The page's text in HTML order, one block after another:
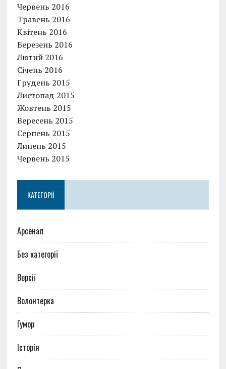
Червень 2016
Травень 2016
Квітень 2016
Березень 2016
Лютий 2016
Січень 2016
Грудень 2015
Листопад 2015
Жовтень 2015
Вересень 2015
Серпень 2015
Липень 2015
Червень 2015
КАТЕГОРІЇ
Арсенал
Без категорії
Версії
Волонтерка
Гумор
Історія